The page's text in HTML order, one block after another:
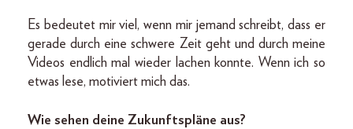
Es bedeutet mir viel, wenn mir jemand schreibt, dass er
gerade durch eine schwere Zeit geht und durch meine
Videos endlich mal wieder lachen konnte. Wenn ich so
etwas lese, motiviert mich das.
Wie sehen deine Zukunftspläne aus?